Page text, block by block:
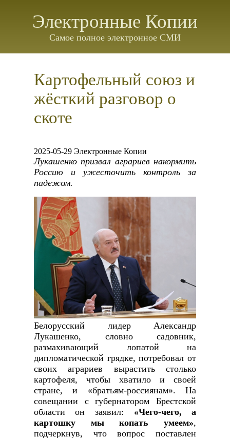
Электронные Копии
Самое полное электронное СМИ
Картофельный союз и
жёсткий разговор о
скоте
2025-05-29 Электронные Копии
Лукашенко призвал аграриев накормить
Россию и ужесточить контроль за
падежом.
Белорусский лидер Александр
Лукашенко, словно садовник,
размахивающий лопатой на
дипломатической грядке, потребовал от
своих аграриев вырастить столько
картофеля, чтобы хватило и своей
стране, и «братьям-россиянам». На
совещании с губернатором Брестской
области он заявил: «Чего-чего, а
картошку мы копать умеем»,
подчеркнув, что вопрос поставлен